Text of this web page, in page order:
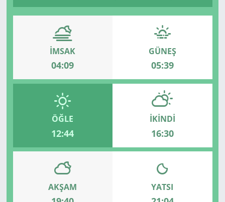
İMSAK
04:09
GÜNEŞ
05:39
ÖĞLE
12:44
İKINDI
16:30
AKŞAM YATSI